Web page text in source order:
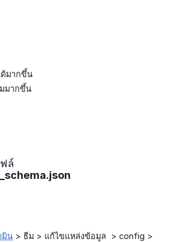
ด้มากขึ้น
มากขึ้น
ล์
มิน > ธีม > แก้ไขแหล่งข้อมูล > config >